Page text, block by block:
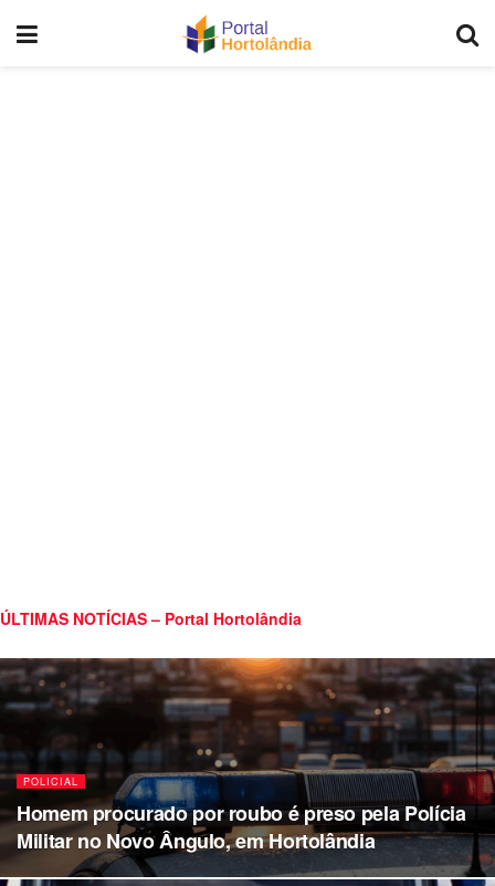
ÚLTIMAS NOTÍCIAS – Portal Hortolândia
POLICIAL
Homem procurado por roubo é preso pela Polícia
Militar no Novo Ângulo, em Hortolândia